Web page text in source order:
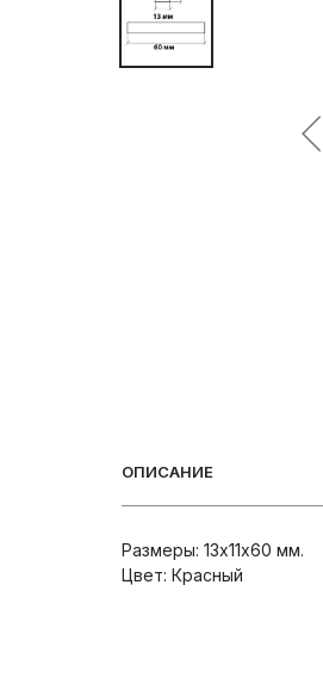
ОПИСАНИЕ
Размеры: 13х11х60 мм.
Цвет: Красный